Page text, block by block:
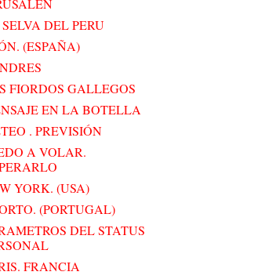
DEL PERU
(ESPAÑA)
FIORDOS GALLEGOS
EN LA BOTELLA
. PREVISIÓN
A VOLAR.
YORK. (USA)
(PORTUGAL)
DEL STATUS
FRANCIA